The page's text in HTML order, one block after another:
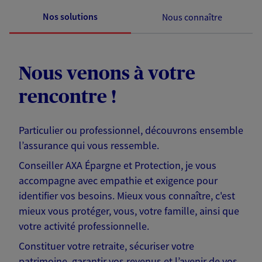
Nos solutions Nous connaître
Nous venons à votre
rencontre !
Particulier ou professionnel, découvrons ensemble
l’assurance qui vous ressemble.
Conseiller AXA Épargne et Protection, je vous
accompagne avec empathie et exigence pour
identifier vos besoins. Mieux vous connaître, c'est
mieux vous protéger, vous, votre famille, ainsi que
votre activité professionnelle.
Constituer votre retraite, sécuriser votre